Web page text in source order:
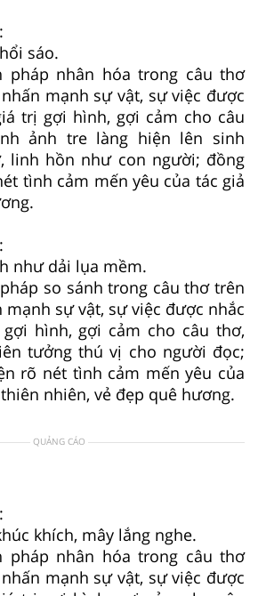
sáo.
pháp nhân hóa trong câu thơ
mạnh sự vật, sự việc được
trị gợi hình, gợi cảm cho câu
ảnh tre làng hiện lên sinh
linh hồn như con người; đồng
tình cảm mến yêu của tác giả
như dải lụa mềm.
so sánh trong câu thơ trên
mạnh sự vật, sự việc được nhắc
hình, gợi cảm cho câu thơ,
tưởng thú vị cho người đọc;
rõ nét tình cảm mến yêu của
nhiên, vẻ đẹp quê hương.
QUẢNG CÁO
khích, mây lắng nghe.
pháp nhân hóa trong câu thơ
mạnh sự vật, sự việc được